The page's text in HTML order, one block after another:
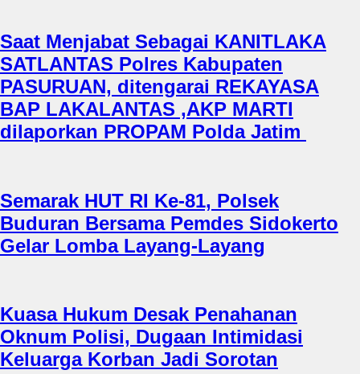
Saat Menjabat Sebagai KANITLAKA
SATLANTAS Polres Kabupaten
PASURUAN, ditengarai REKAYASA
BAP LAKALANTAS ,AKP MARTI
dilaporkan PROPAM Polda Jatim
Semarak HUT RI Ke-81, Polsek
Buduran Bersama Pemdes Sidokerto
Gelar Lomba Layang-Layang
Kuasa Hukum Desak Penahanan
Oknum Polisi, Dugaan Intimidasi
Keluarga Korban Jadi Sorotan